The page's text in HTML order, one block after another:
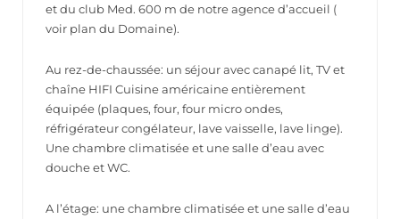
et du club Med. 600 m de notre agence d’accueil (
voir plan du Domaine).
Au rez-de-chaussée: un séjour avec canapé lit, TV et
chaîne HIFI Cuisine américaine entièrement
équipée (plaques, four, four micro ondes,
réfrigérateur congélateur, lave vaisselle, lave linge).
Une chambre climatisée et une salle d’eau avec
douche et WC.
A l’étage: une chambre climatisée et une salle d’eau